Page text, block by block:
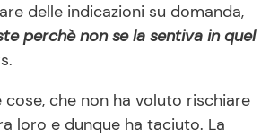
delle indicazioni su domanda,
perchè non se la sentiva in quel
che non ha voluto rischiare
loro e dunque ha taciuto. La